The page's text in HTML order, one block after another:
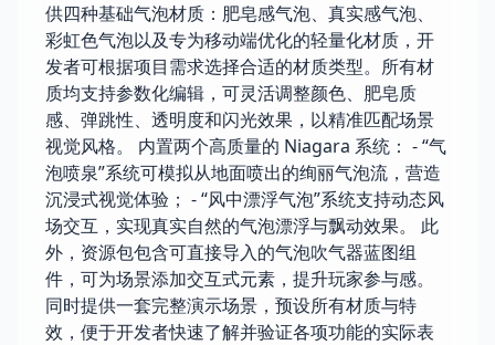
供四种基础气泡材质：肥皂感气泡、真实感气泡、
彩虹色气泡以及专为移动端优化的轻量化材质，开
发者可根据项目需求选择合适的材质类型。所有材
质均支持参数化编辑，可灵活调整颜色、肥皂质
感、弹跳性、透明度和闪光效果，以精准匹配场景
视觉风格。 内置两个高质量的 Niagara 系统： - “气
泡喷泉”系统可模拟从地面喷出的绚丽气泡流，营造
沉浸式视觉体验； - “风中漂浮气泡”系统支持动态风
场交互，实现真实自然的气泡漂浮与飘动效果。 此
外，资源包包含可直接导入的气泡吹气器蓝图组
件，可为场景添加交互式元素，提升玩家参与感。
同时提供一套完整演示场景，预设所有材质与特
效，便于开发者快速了解并验证各项功能的实际表